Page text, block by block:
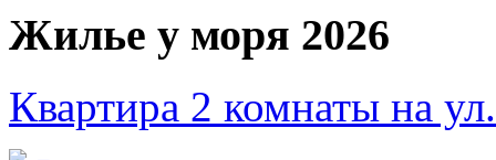
Жилье у моря 2026
Квартира 2 комнаты на